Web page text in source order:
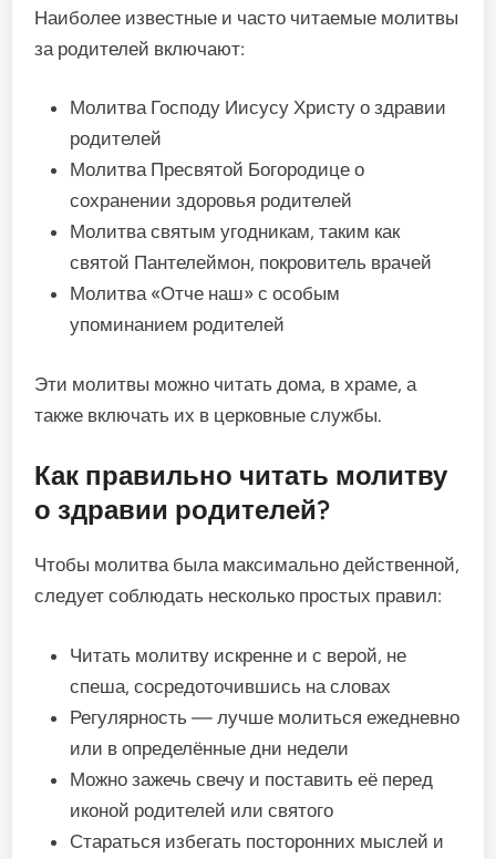
Наиболее известные и часто читаемые молитвы
за родителей включают:
Молитва Господу Иисусу Христу о здравии
родителей
Молитва Пресвятой Богородице о
сохранении здоровья родителей
Молитва святым угодникам, таким как
святой Пантелеймон, покровитель врачей
Молитва «Отче наш» с особым
упоминанием родителей
Эти молитвы можно читать дома, в храме, а
также включать их в церковные службы.
Как правильно читать молитву
о здравии родителей?
Чтобы молитва была максимально действенной,
следует соблюдать несколько простых правил:
Читать молитву искренне и с верой, не
спеша, сосредоточившись на словах
Регулярность — лучше молиться ежедневно
или в определённые дни недели
Можно зажечь свечу и поставить её перед
иконой родителей или святого
Стараться избегать посторонних мыслей и